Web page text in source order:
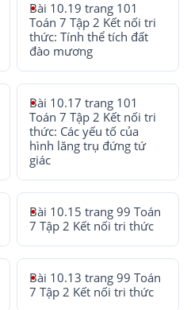
Bài 10.19 trang 101
Toán 7 Tập 2 Kết nối tri
thức: Tính thể tích đất
đào mương
Bài 10.17 trang 101
Toán 7 Tập 2 Kết nối tri
thức: Các yếu tố của
hình lăng trụ đứng tứ
giác
Bài 10.15 trang 99 Toán
7 Tập 2 Kết nối tri thức
Bài 10.13 trang 99 Toán
7 Tập 2 Kết nối tri thức